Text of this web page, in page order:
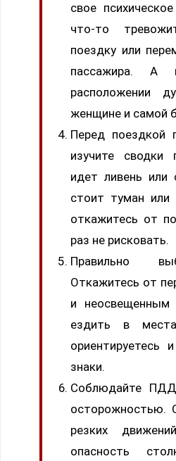
свое
что-то
поездку или
пассажира. А
расположении
женщине и самой
Перед поездкой
изучите сводки
идет ливень или
стоит туман или
откажитесь от
раз не рисковать.
Правильно
Откажитесь от
и неосвещенным
ездить в
ориентируетесь
знаки.
Соблюдайте ПДД
осторожностью.
резких
опасность